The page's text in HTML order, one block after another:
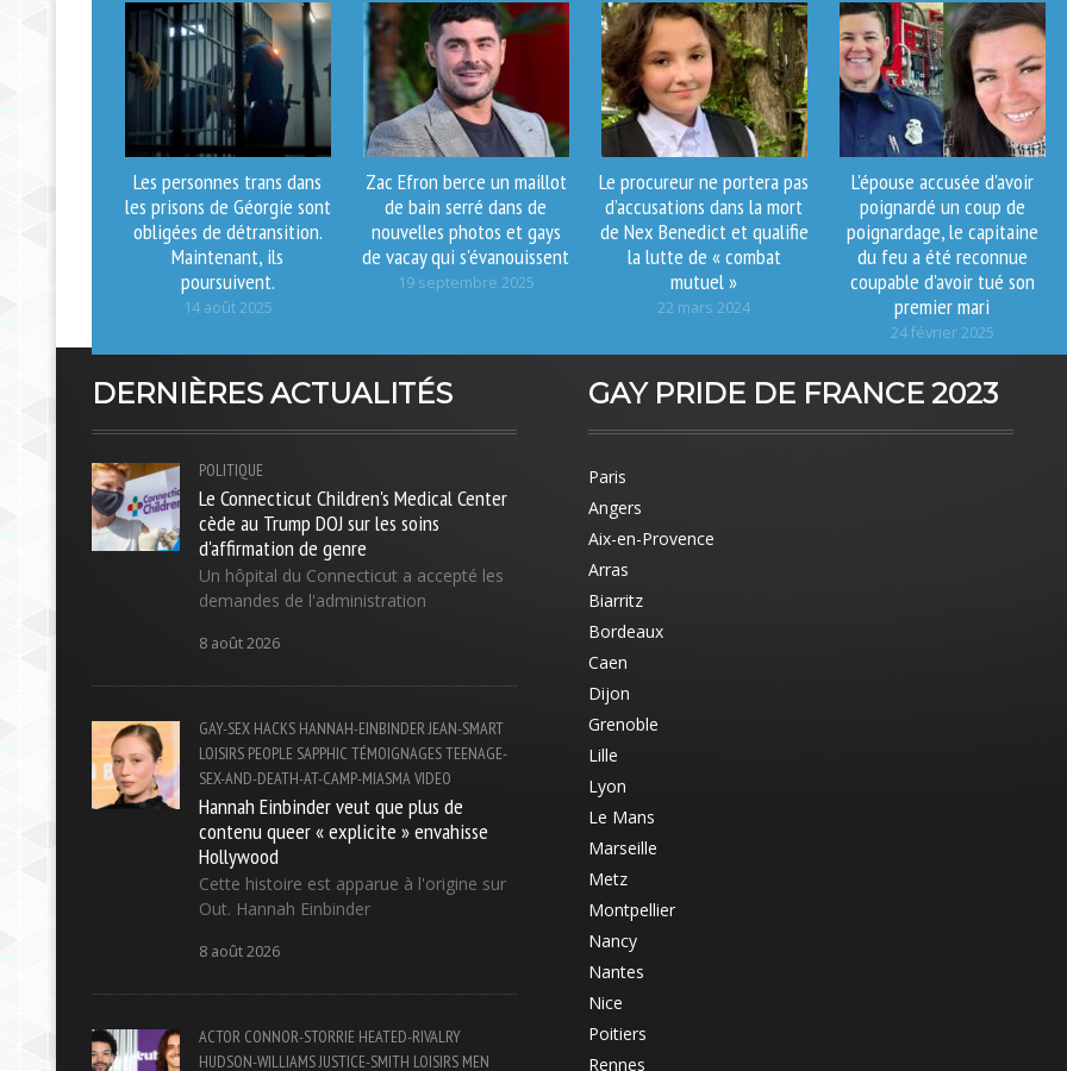
Les personnes trans dans
les prisons de Géorgie sont
obligées de détransition.
Maintenant, ils
poursuivent.
14 août 2025
Zac Efron berce un maillot
de bain serré dans de
nouvelles photos et gays
de vacay qui s'évanouissent
19 septembre 2025
Le procureur ne portera pas
d’accusations dans la mort
de Nex Benedict et qualifie
la lutte de « combat
mutuel »
22 mars 2024
L'épouse accusée d'avoir
poignardé un coup de
poignardage, le capitaine
du feu a été reconnue
coupable d'avoir tué son
premier mari
24 février 2025
DERNIÈRES ACTUALITÉS
POLITIQUE
Le Connecticut Children's Medical Center
cède au Trump DOJ sur les soins
d'affirmation de genre
Un hôpital du Connecticut a accepté les
demandes de l'administration
8 août 2026
GAY-SEX HACKS HANNAH-EINBINDERJEAN-SMART
LOISIRS PEOPLE SAPPHIC TÉMOIGNAGESTEENAGE-
SEX-AND-DEATH-AT-CAMP-MIASMAVIDEO
Hannah Einbinder veut que plus de
contenu queer « explicite » envahisse
Hollywood
Cette histoire est apparue à l'origine sur
Out. Hannah Einbinder
8 août 2026
ACTOR CONNOR-STORRIE HEATED-RIVALRY
HUDSON-WILLIAMSJUSTICE-SMITH LOISIRS MEN
GAY PRIDE DE FRANCE 2023
Paris
Angers
Aix-en-Provence
Arras
Biarritz
Bordeaux
Caen
Dijon
Grenoble
Lille
Lyon
Le Mans
Marseille
Metz
Montpellier
Nancy
Nantes
Nice
Poitiers
Rennes